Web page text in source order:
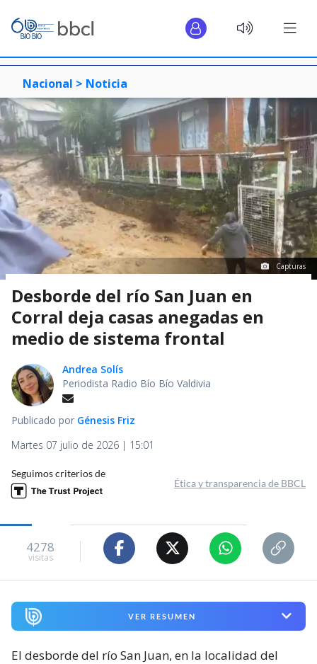
Nacional > Noticia
Capturas
Desborde del río San Juan en
Corral deja casas anegadas en
medio de sistema frontal
Andrea Solís
Periodista Radio Bío Bío Valdivia
Publicado por Génesis Friz
Martes 07 julio de 2026 | 15:01
Seguimos criterios de
Ética y transparencia de BBCL
4278
visitas
VER RESUMEN
El desborde del río San Juan, en la localidad del